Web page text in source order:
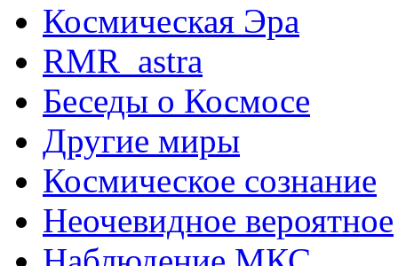
Космическая Эра
RMR_astra
Беседы о Космосе
Другие миры
Космическое сознание
Неочевидное вероятное